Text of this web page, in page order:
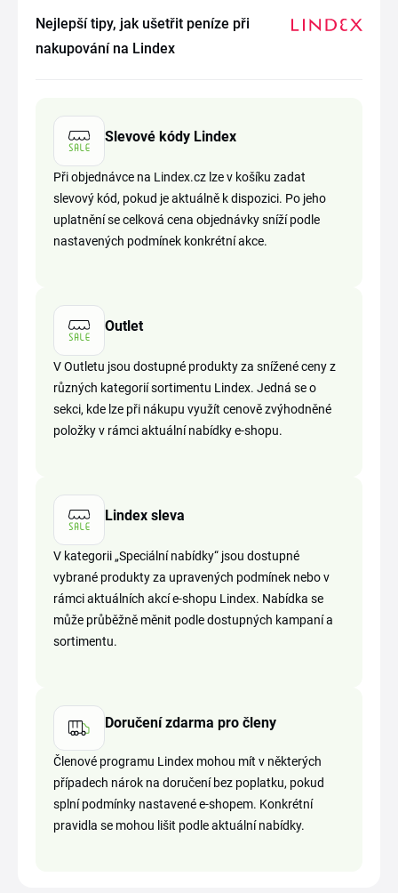
Nejlepší tipy, jak ušetřit peníze při
nakupování na Lindex
Slevové kódy Lindex
Při objednávce na Lindex.cz lze v košíku zadat
slevový kód, pokud je aktuálně k dispozici. Po jeho
uplatnění se celková cena objednávky sníží podle
nastavených podmínek konkrétní akce.
Outlet
V Outletu jsou dostupné produkty za snížené ceny z
různých kategorií sortimentu Lindex. Jedná se o
sekci, kde lze při nákupu využít cenově zvýhodněné
položky v rámci aktuální nabídky e-shopu.
Lindex sleva
V kategorii „Speciální nabídky“ jsou dostupné
vybrané produkty za upravených podmínek nebo v
rámci aktuálních akcí e-shopu Lindex. Nabídka se
může průběžně měnit podle dostupných kampaní a
sortimentu.
Doručení zdarma pro členy
Členové programu Lindex mohou mít v některých
případech nárok na doručení bez poplatku, pokud
splní podmínky nastavené e-shopem. Konkrétní
pravidla se mohou lišit podle aktuální nabídky.